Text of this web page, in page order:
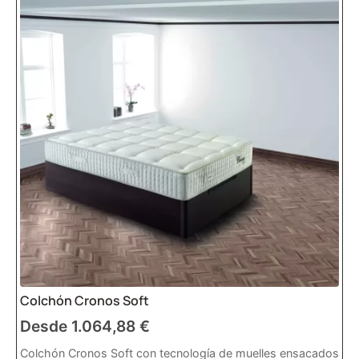
necesario para mantener una postura
correcta.
3. Considera el grosor del
colchón:
Un colchón de al menos 25 cm de altura
garantiza mayor comodidad y soporte,
gracias a la inclusión de capas adicionales.
4. Busca tecnología
avanzada:
Loscolchones viscoelásticos
tecnología de enfriamiento son ideales si
Colchón Cronos Soft
Desde 1.064,88 €
Colchón Cronos Soft con tecnología de muelles ensacados